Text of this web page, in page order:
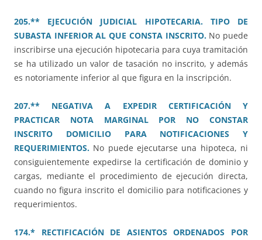
205.** EJECUCIÓN JUDICIAL HIPOTECARIA. TIPO DE
SUBASTA INFERIOR AL QUE CONSTA INSCRITO.No puede
inscribirse una ejecución hipotecaria para cuya tramitación
se ha utilizado un valor de tasación no inscrito, y además
es notoriamente inferior al que figura en la inscripción.
207.** NEGATIVA A EXPEDIR CERTIFICACIÓN Y
PRACTICAR NOTA MARGINAL POR NO CONSTAR
INSCRITO DOMICILIO PARA NOTIFICACIONES Y
REQUERIMIENTOS. No puede ejecutarse una hipoteca, ni
consiguientemente expedirse la certificación de dominio y
cargas, mediante el procedimiento de ejecución directa,
cuando no figura inscrito el domicilio para notificaciones y
requerimientos.
174.* RECTIFICACIÓN DE ASIENTOS ORDENADOS POR